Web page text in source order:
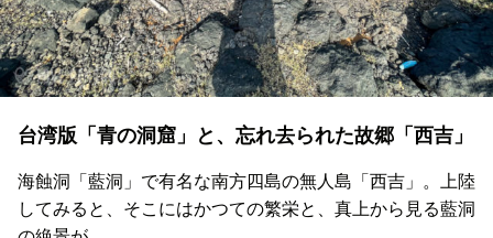
台湾版「青の洞窟」と、忘れ去られた故郷「西吉」
海蝕洞「藍洞」で有名な南方四島の無人島「西吉」。上陸
してみると、そこにはかつての繁栄と、真上から見る藍洞